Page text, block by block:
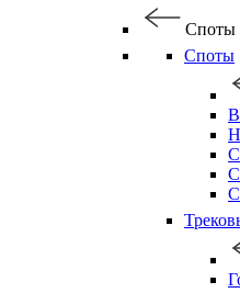
Споты
Споты
С